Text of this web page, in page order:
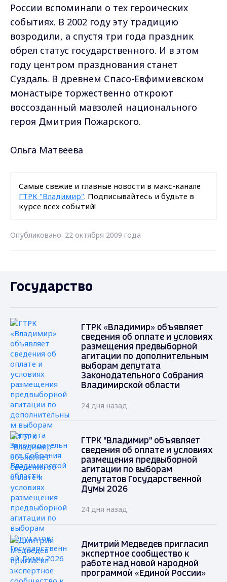
России вспоминали о тех героических
событиях. В 2002 году эту традицию
возродили, а спустя три года праздник
обрел статус государственного. И в этом
году центром празднования станет
Суздаль. В древнем Спасо-Евфимиевском
монастыре торжественно откроют
воссозданный мавзолей национального
героя Дмитрия Пожарского.
Ольга Матвеева
Самые свежие и главные новости в макс-канале
ГТРК "Владимир". Подписывайтесь и будьте в
курсе всех событий!
Опубликовано: 22 октября 2009 года
Государство
ГТРК «Владимир» объявляет
сведения об оплате и условиях
размещения предвыборной
агитации по дополнительным
выборам депутата
Законодательного Собрания
Владимирской области
24 дня назад
ГТРК "Владимир" объявляет
сведения об оплате и условиях
размещения предвыборной
агитации по выборам
депутатов Государственной
Думы 2026
24 дня назад
Дмитрий Медведев пригласил
экспертное сообщество к
работе над новой народной
программой «Единой России»